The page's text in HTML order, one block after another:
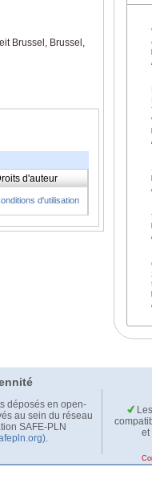
Brussel, Brussel,
d'auteur
d'utilisation
déposés en open-
au sein du réseau
SAFE-PLN
.
et